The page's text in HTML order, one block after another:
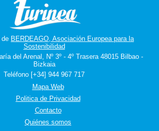
de BERDEAGO, Asociación Europea para la
Sostenibilidad
del Arenal, Nº 3º - 4º Trasera 48015 Bilbao -
Bizkaia
Teléfono [+34] 944 967 717
Mapa Web
Politica de Privacidad
Contacto
Quiénes somos